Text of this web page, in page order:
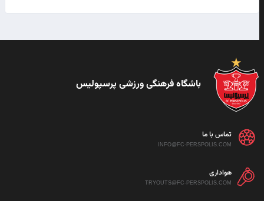
باشگاه فرهنگی ورزشی پرسپولیس
تماس با ما
INFO@FC-PERSPOLIS.COM
هواداری
TRYOUTS@FC-PERSPOLIS.COM